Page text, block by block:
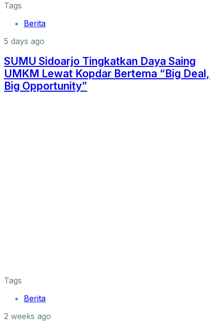
Tags
Berita
5 days ago
SUMU Sidoarjo Tingkatkan Daya Saing
UMKM Lewat Kopdar Bertema “Big Deal,
Big Opportunity”
Tags
Berita
2 weeks ago